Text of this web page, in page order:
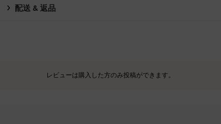
配送 & 返品
レビューは購入した方のみ投稿ができます。